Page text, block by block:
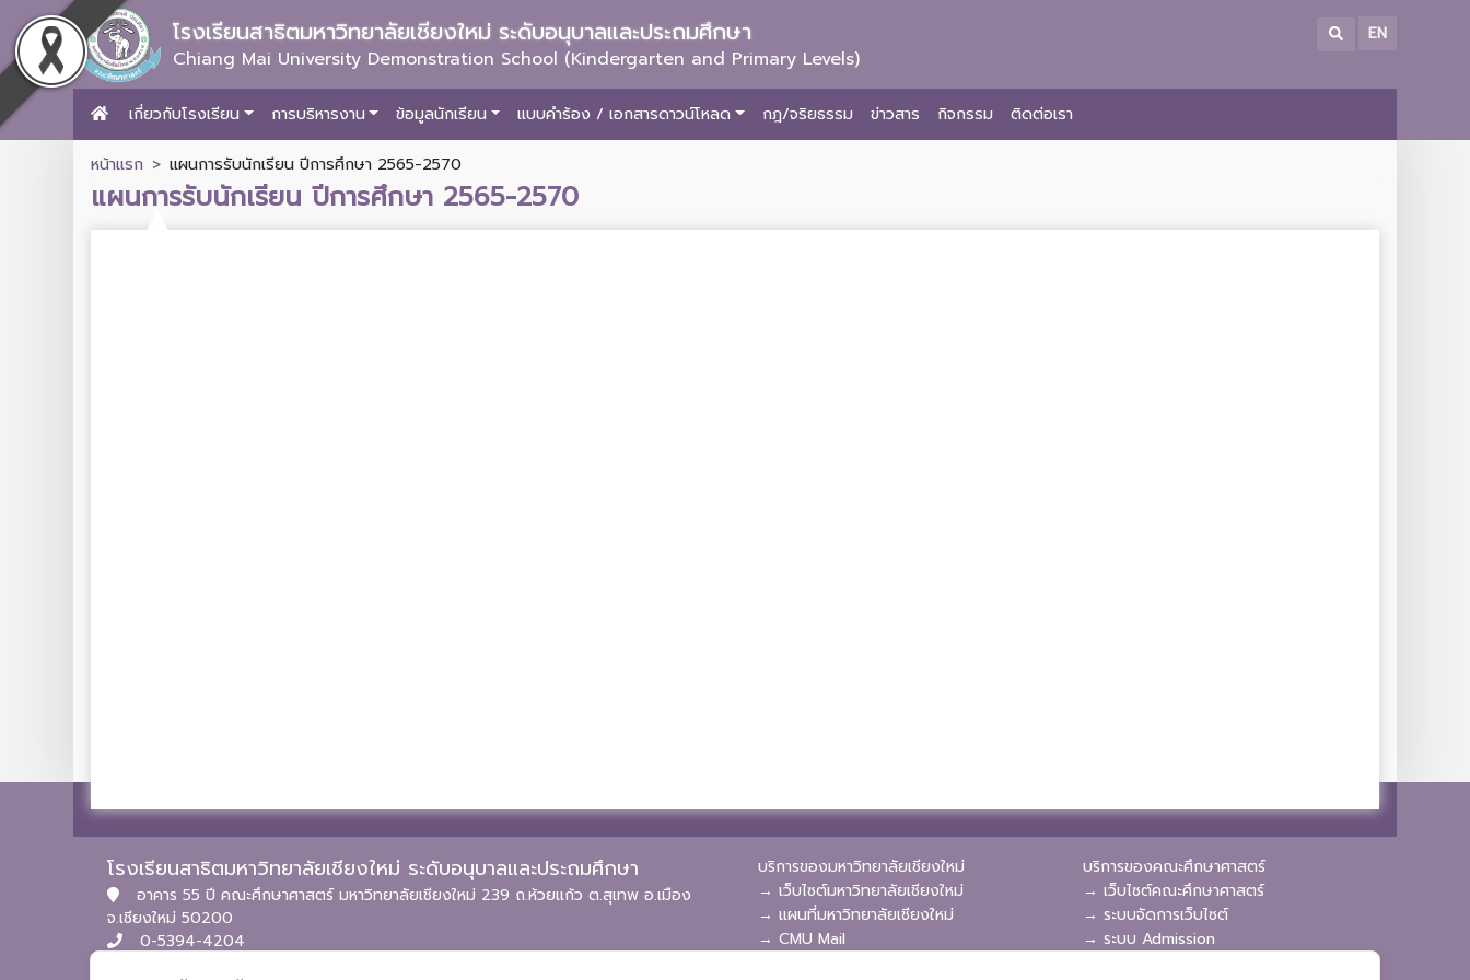
โรงเรียนสาธิตมหาวิทยาลัยเชียงใหม่ ระดับอนุบาลและประถมศึกษา
Chiang Mai University Demonstration School (Kindergarten and Primary Levels)
EN
เกี่ยวกับโรงเรียน การบริหารงาน ข้อมูลนักเรียน แบบคำร้อง / เอกสารดาวน์โหลด กฎ/จริยธรรม ข่าวสาร กิจกรรม ติดต่อเรา
หน้าแรก แผนการรับนักเรียน ปีการศึกษา 2565-2570
แผนการรับนักเรียน ปีการศึกษา 2565-2570
โรงเรียนสาธิตมหาวิทยาลัยเชียงใหม่ ระดับอนุบาลและประถมศึกษา
อาคาร 55 ปี คณะศึกษาศาสตร์ มหาวิทยาลัยเชียงใหม่ 239 ถ.ห้วยแก้ว ต.สุเทพ อ.เมือง
จ.เชียงใหม่ 50200
0-5394-4204
บริการของมหาวิทยาลัยเชียงใหม่
→ เว็บไซต์มหาวิทยาลัยเชียงใหม่
→ แผนที่มหาวิทยาลัยเชียงใหม่
→ CMU Mail
บริการของคณะศึกษาศาสตร์
→ เว็บไซต์คณะศึกษาศาสตร์
→ ระบบจัดการเว็บไซต์
→ ระบบ Admission